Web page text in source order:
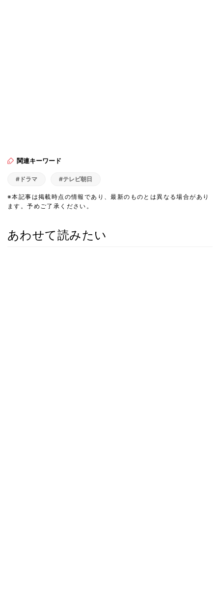
関連キーワード
#ドラマ #テレビ朝日
※本記事は掲載時点の情報であり、最新のものとは異なる場合があり
ます。予めご了承ください。
あわせて読みたい